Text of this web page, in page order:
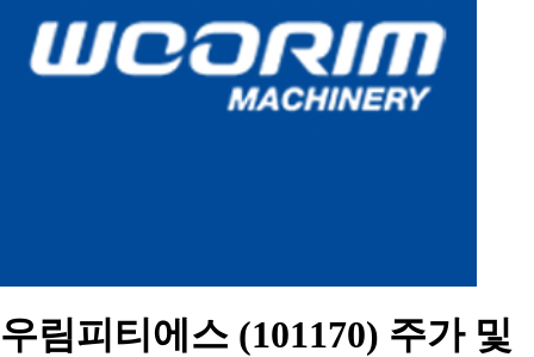
우림피티에스 (101170) 주가 및